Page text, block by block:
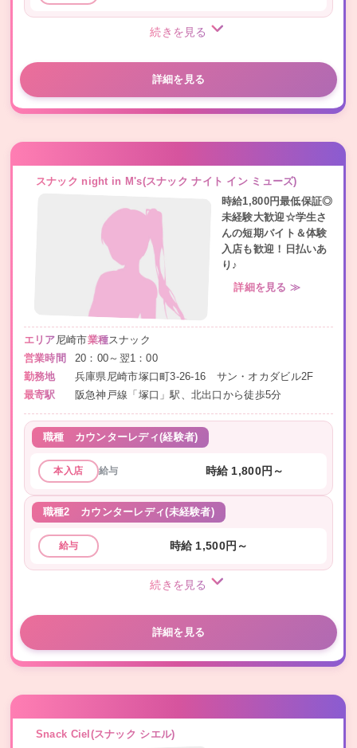
続きを見る
詳細を見る
スナック night in M's(スナック ナイト イン ミューズ)
時給1,800円最低保証◎
未経験大歓迎☆学生さ
んの短期バイト＆体験
入店も歓迎！日払いあ
り♪
詳細を見る ≫
エリア尼崎市業種スナック
営業時間
20：00～翌1：00
勤務地
兵庫県尼崎市塚口町3-26-16 サン・オカダビル2F
最寄駅
阪急神戸線「塚口」駅、北出口から徒歩5分
職種 カウンターレディ(経験者)
本入店 給与 時給 1,800円～
職種2 カウンターレディ(未経験者)
給与 時給 1,500円～
続きを見る
詳細を見る
Snack Ciel(スナック シエル)